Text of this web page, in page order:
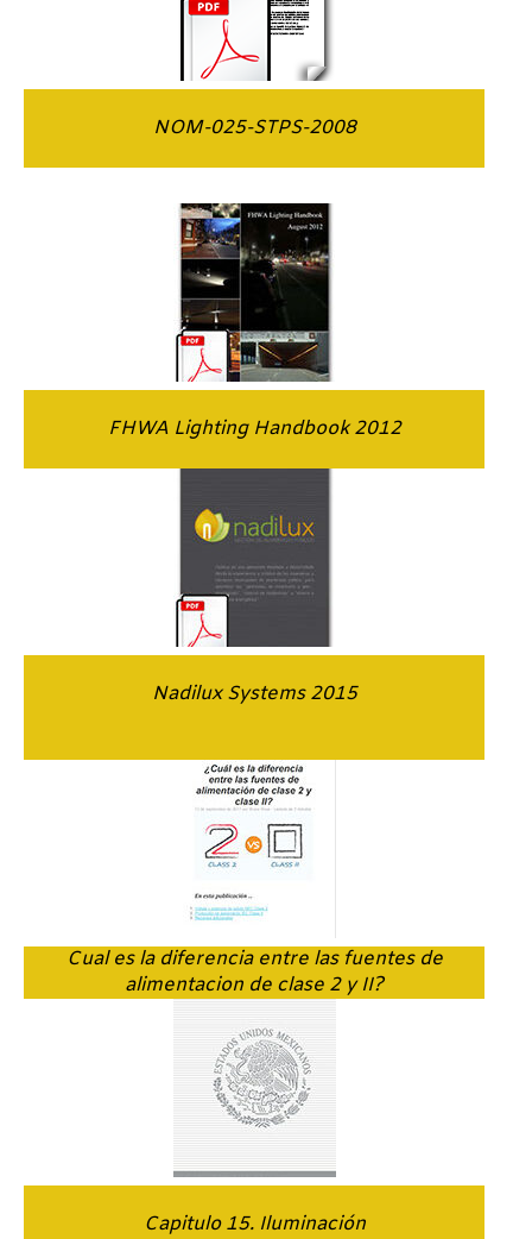
NOM-025-STPS-2008
FHWA Lighting Handbook 2012
Nadilux Systems 2015
Cual es la diferencia entre las fuentes de
alimentacion de clase 2 y II?
Capitulo 15. Iluminación